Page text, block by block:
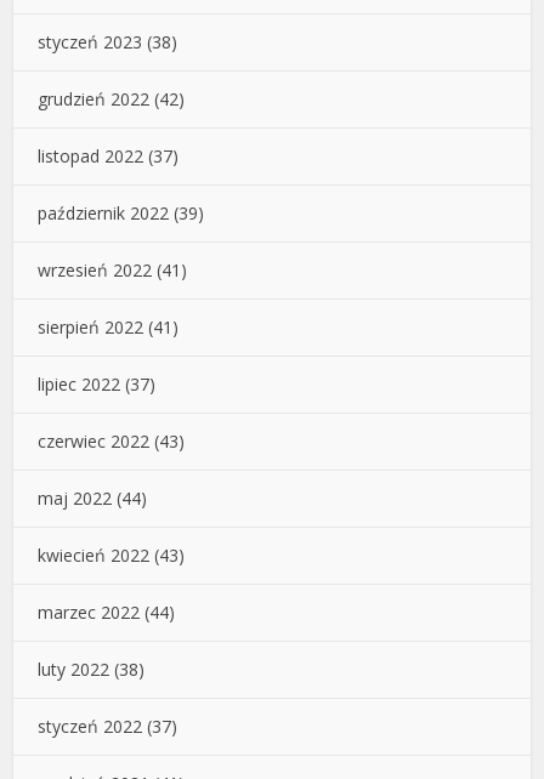
styczeń 2023 (38)
grudzień 2022 (42)
listopad 2022 (37)
październik 2022 (39)
wrzesień 2022 (41)
sierpień 2022 (41)
lipiec 2022 (37)
czerwiec 2022 (43)
maj 2022 (44)
kwiecień 2022 (43)
marzec 2022 (44)
luty 2022 (38)
styczeń 2022 (37)